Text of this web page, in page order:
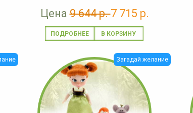
Цена9 644 р.7 715 р.
ПОДРОБНЕЕ
Загадай желание